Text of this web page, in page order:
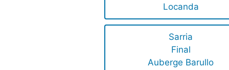
Locanda
Sarria
Final
Auberge Barullo